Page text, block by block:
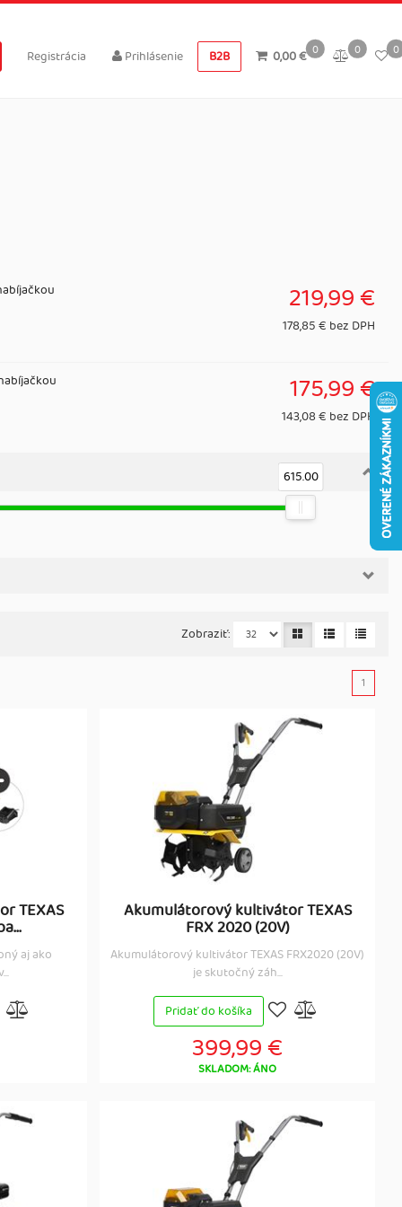
0
0,00 € 0 0
B2B
Registrácia Prihlásenie
219,99 €
178,85 € bez DPH
175,99 €
143,08 € bez DPH
615.00
Zobraziť:
1
TEXAS
aj ako
Akumulátorový kultivátor TEXAS
FRX 2020 (20V)
Akumulátorový kultivátor TEXAS FRX2020 (20V)
je skutočný záh...
Pridať do košíka
399,99 €
SKLADOM: ÁNO